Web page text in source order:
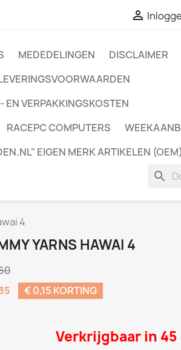

MEDEDELINGEN DISCLAIMER
EN VERPAKKINGSKOSTEN
RACEPC COMPUTERS
EIGEN MERK ARTIKELEN (OEM)
search
4
YARNS HAWAI 4
€ 0,15 KORTING
Verkrijgbaar in